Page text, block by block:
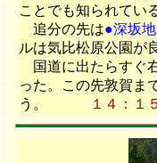
ことでも知られてい
追分の先は●深坂
ルは気比松原公園が
国道に出たらすぐ
った。この先敦賀ま
う。
１４：１５